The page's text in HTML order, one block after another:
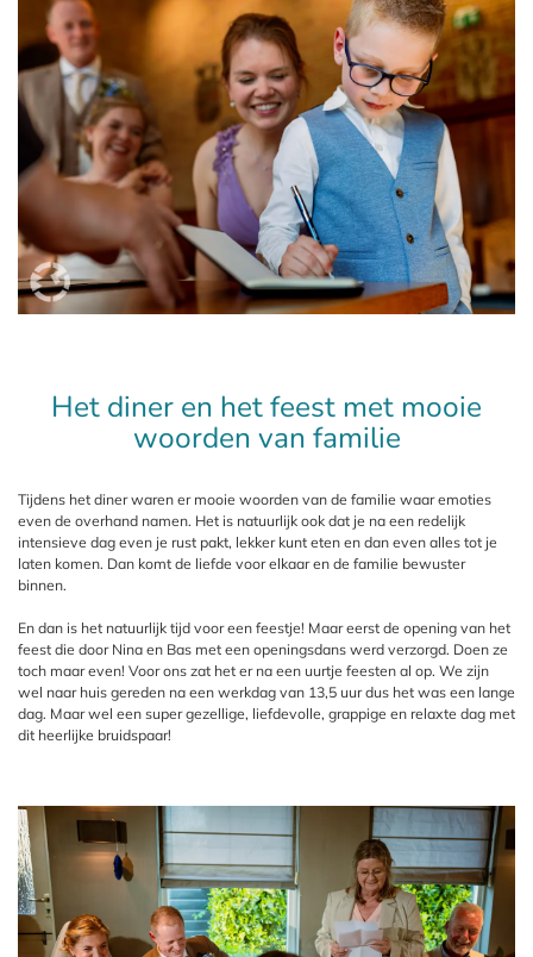
Het diner en het feest met mooie
woorden van familie
Tijdens het diner waren er mooie woorden van de familie waar emoties
even de overhand namen. Het is natuurlijk ook dat je na een redelijk
intensieve dag even je rust pakt, lekker kunt eten en dan even alles tot je
laten komen. Dan komt de liefde voor elkaar en de familie bewuster
binnen.
En dan is het natuurlijk tijd voor een feestje! Maar eerst de opening van het
feest die door Nina en Bas met een openingsdans werd verzorgd. Doen ze
toch maar even! Voor ons zat het er na een uurtje feesten al op. We zijn
wel naar huis gereden na een werkdag van 13,5 uur dus het was een lange
dag. Maar wel een super gezellige, liefdevolle, grappige en relaxte dag met
dit heerlijke bruidspaar!